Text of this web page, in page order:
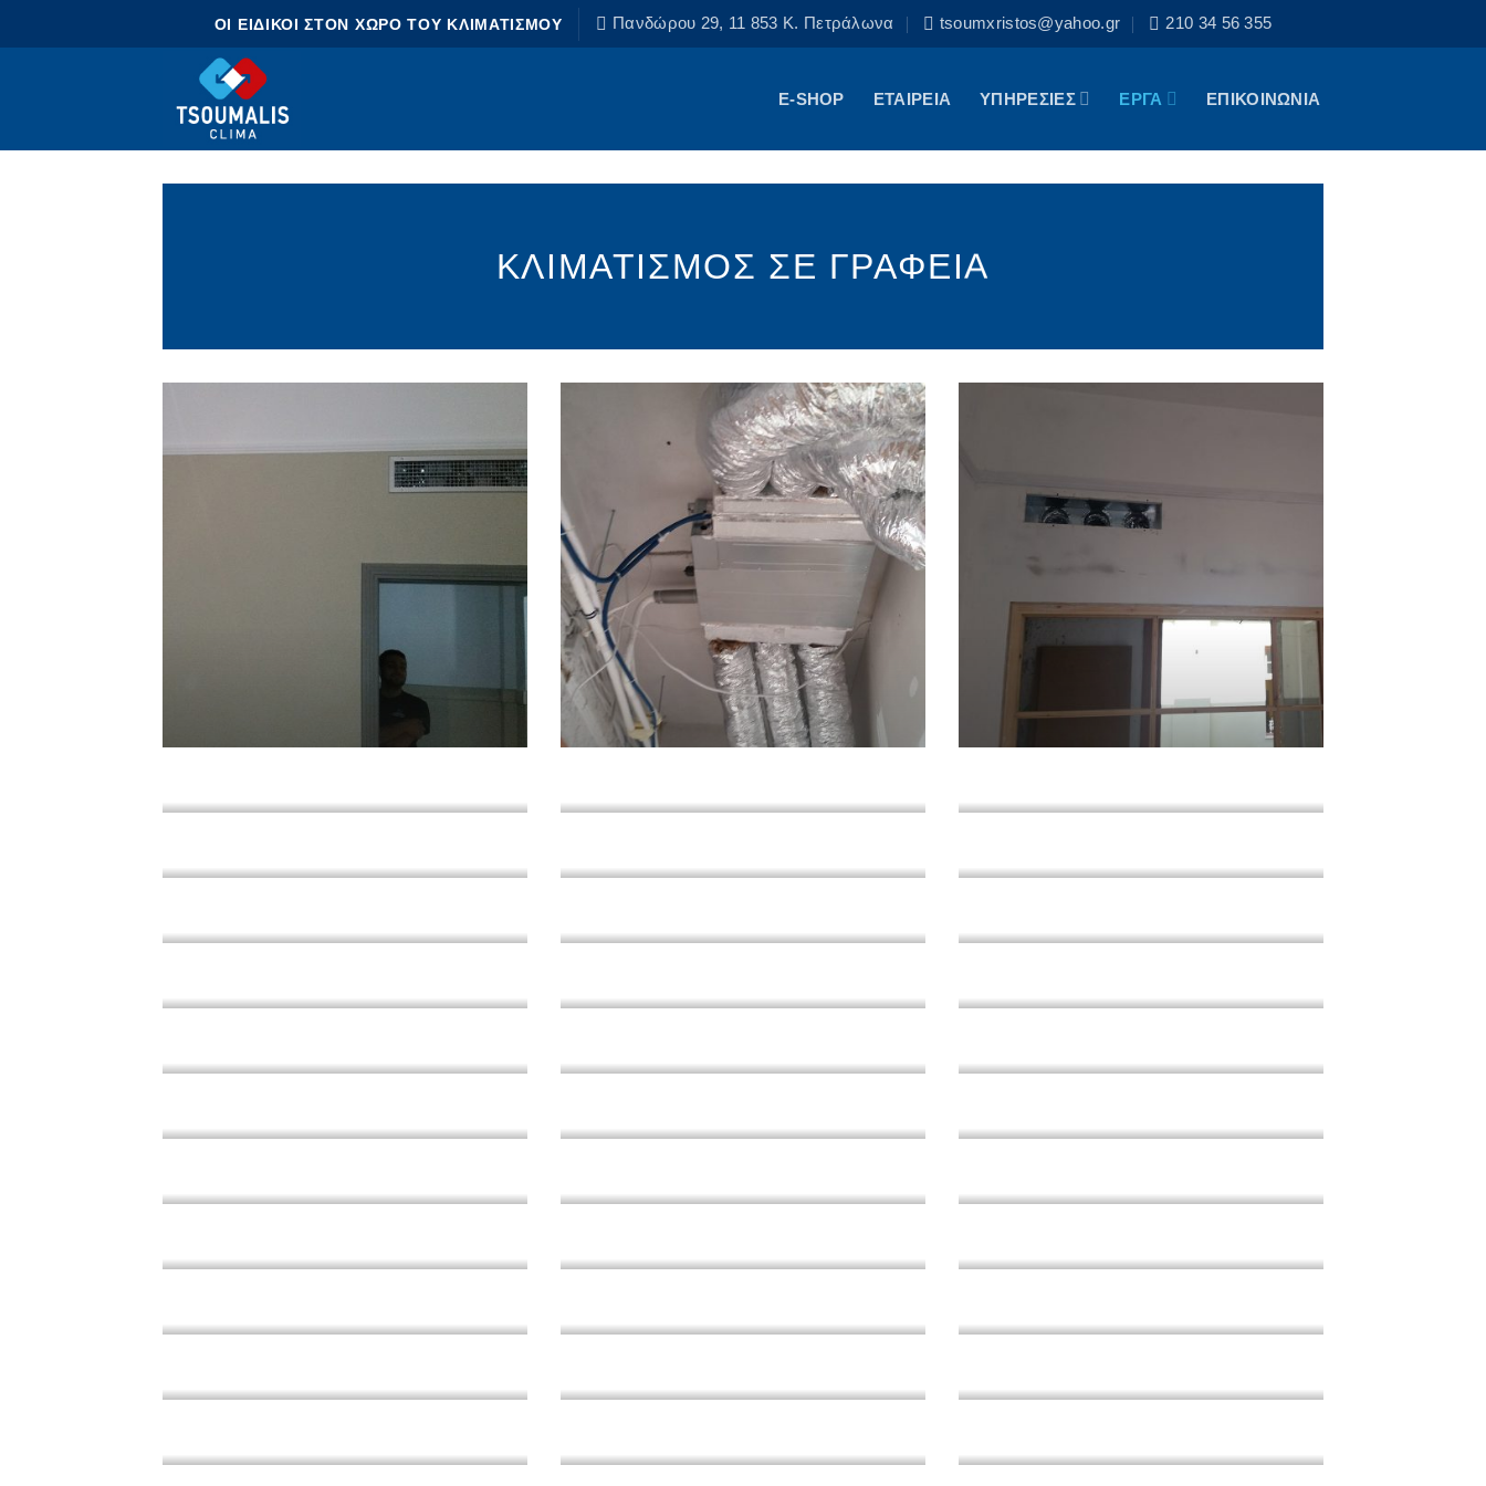
to
OI EIΔΙΚΟΙ ΣΤΟΝ ΧΩΡΟ ΤΟΥ ΚΛΙΜΑΤΙΣΜΟΥ Πανδώρου 29, 11 853 Κ. Πετράλωνα tsoumxristos@yahoo.gr 210 34 56 355
E-SHOP ΕΤΑΙΡΕΙΑ ΥΠΗΡΕΣΙΕΣ ΕΡΓΑ ΕΠΙΚΟΙΝΩΝΙΑ
ΚΛΙΜΑΤΙΣΜΟΣ ΣΕ ΓΡΑΦΕΙΑ